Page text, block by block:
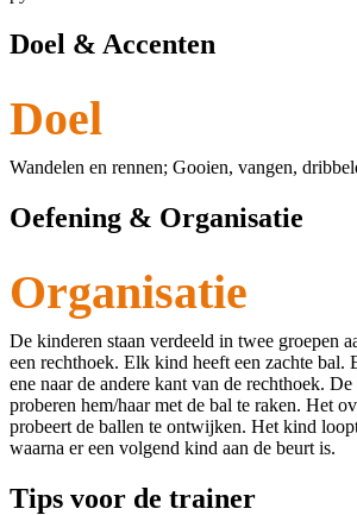
Doel & Accenten
Doel
Wandelen en rennen; Gooien, vangen,
Oefening & Organisatie
Organisatie
De kinderen staan verdeeld in twee groepen
een rechthoek. Elk kind heeft een zachte bal.
ene naar de andere kant van de rechthoek.
proberen hem/haar met de bal te raken. Het
probeert de ballen te ontwijken. Het kind
waarna er een volgend kind aan de beurt is.
Tips voor de trainer